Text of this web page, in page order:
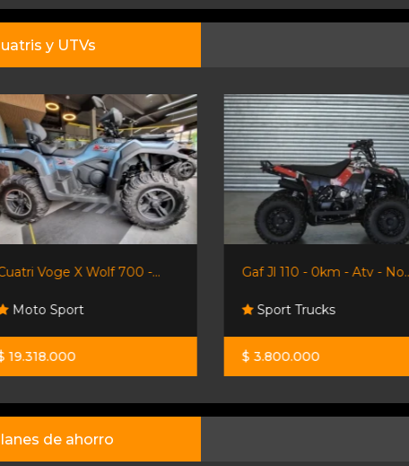
y UTVs
Voge X Wolf 700 -...
Moto Sport
19.318.000
Gaf Jl 110 - 0km - Atv -
Sport Trucks
$ 3.800.000
de ahorro